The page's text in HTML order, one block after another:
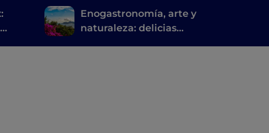
Enogastronomía, arte y
naturaleza: delicias